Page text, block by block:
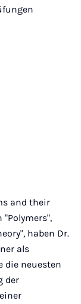
and their
haben Dr.
als
die neuesten
der